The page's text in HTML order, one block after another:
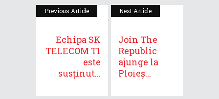
Previous Article
Echipa SK
TELECOM T1
este
susținut...
Next Article
Join The
Republic
ajunge la
Ploieș...